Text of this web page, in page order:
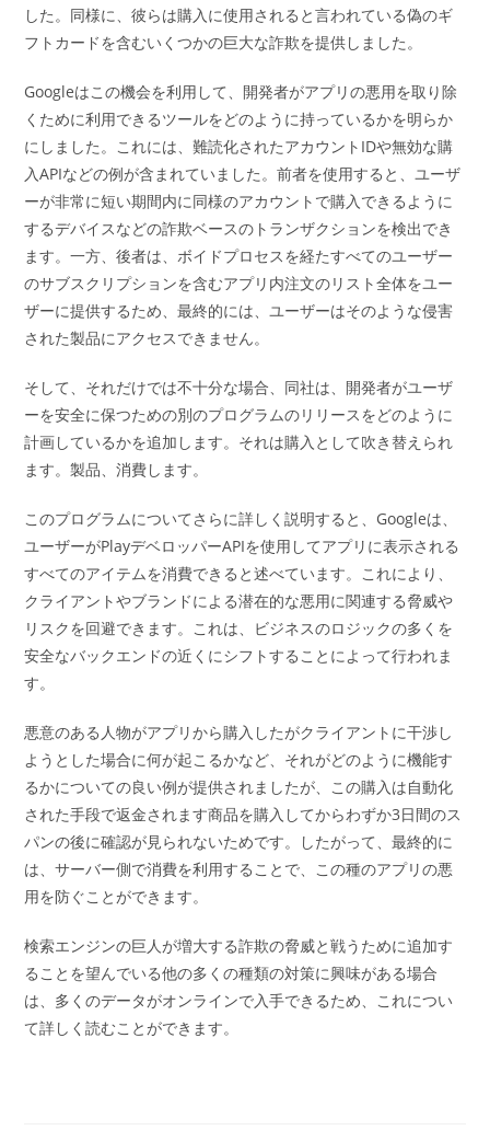
した。同様に、彼らは購入に使用されると言われている偽のギ
フトカードを含むいくつかの巨大な詐欺を提供しました。
Googleはこの機会を利用して、開発者がアプリの悪用を取り除
くために利用できるツールをどのように持っているかを明らか
にしました。これには、難読化されたアカウントIDや無効な購
入APIなどの例が含まれていました。前者を使用すると、ユーザ
ーが非常に短い期間内に同様のアカウントで購入できるように
するデバイスなどの詐欺ベースのトランザクションを検出でき
ます。一方、後者は、ボイドプロセスを経たすべてのユーザー
のサブスクリプションを含むアプリ内注文のリスト全体をユー
ザーに提供するため、最終的には、ユーザーはそのような侵害
された製品にアクセスできません。
そして、それだけでは不十分な場合、同社は、開発者がユーザ
ーを安全に保つための別のプログラムのリリースをどのように
計画しているかを追加します。それは購入として吹き替えられ
ます。製品、消費します。
このプログラムについてさらに詳しく説明すると、Googleは、
ユーザーがPlayデベロッパーAPIを使用してアプリに表示される
すべてのアイテムを消費できると述べています。これにより、
クライアントやブランドによる潜在的な悪用に関連する脅威や
リスクを回避できます。これは、ビジネスのロジックの多くを
安全なバックエンドの近くにシフトすることによって行われま
す。
悪意のある人物がアプリから購入したがクライアントに干渉し
ようとした場合に何が起こるかなど、それがどのように機能す
るかについての良い例が提供されましたが、この購入は自動化
された手段で返金されます商品を購入してからわずか3日間のス
パンの後に確認が見られないためです。したがって、最終的に
は、サーバー側で消費を利用することで、この種のアプリの悪
用を防ぐことができます。
検索エンジンの巨人が増大する詐欺の脅威と戦うために追加す
ることを望んでいる他の多くの種類の対策に興味がある場合
は、多くのデータがオンラインで入手できるため、これについ
て詳しく読むことができます。